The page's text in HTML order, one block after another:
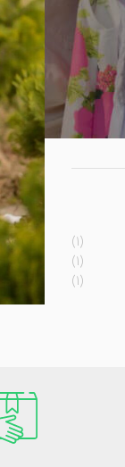
(1)
(1)
(1)
(1)
(1)
(1)
(1)